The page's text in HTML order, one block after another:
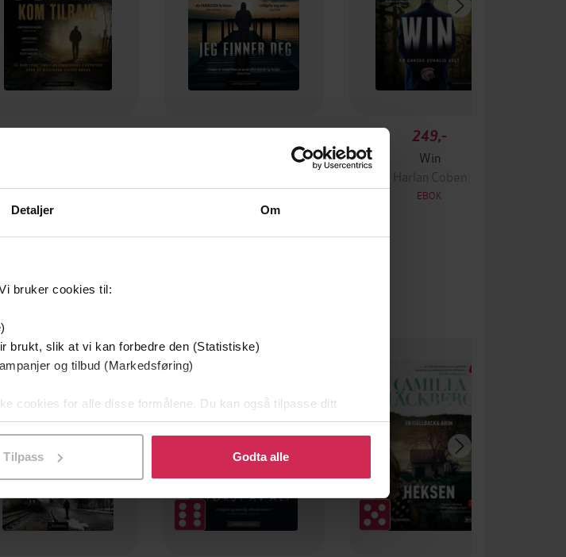
Detaljer Om
bruker cookies til:
brukt, slik at vi kan forbedre den (Statistiske)
og tilbud (Markedsføring)
cookies for alle disse formålene. Du kan også tilpasse ditt
Du kan når som helst trekke tilbake eller endre ditt samtykke.
Tilpass Godta alle
249,-
Win
Harlan Coben
EBOK